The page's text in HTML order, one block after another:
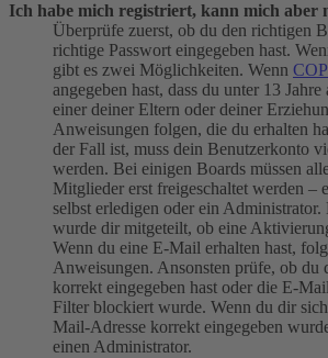
Ich habe mich registriert, kann mich aber
Überprüfe zuerst, ob du den richtigen
richtige Passwort eingegeben hast.
gibt es zwei Möglichkeiten. Wenn
angegeben hast, dass du unter 13
einer deiner Eltern oder deiner
Anweisungen folgen, die du erhalten
der Fall ist, muss dein Benutzerkonto
werden. Bei einigen Boards müssen
Mitglieder erst freigeschaltet werden –
selbst erledigen oder ein
wurde dir mitgeteilt, ob eine
Wenn du eine E-Mail erhalten hast,
Anweisungen. Ansonsten prüfe, ob du
korrekt eingegeben hast oder die E-
Filter blockiert wurde. Wenn du dir
Mail-Adresse korrekt eingegeben
einen Administrator.